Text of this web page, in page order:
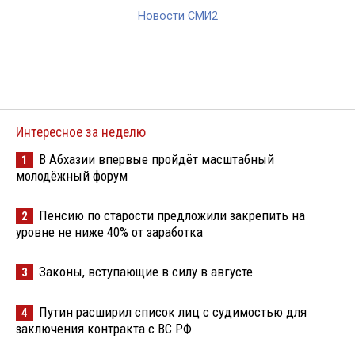
Новости СМИ2
Интересное за неделю
1
В Абхазии впервые пройдёт масштабный
молодёжный форум
2
Пенсию по старости предложили закрепить на
уровне не ниже 40% от заработка
3 Законы, вступающие в силу в августе
4
Путин расширил список лиц с судимостью для
заключения контракта с ВС РФ